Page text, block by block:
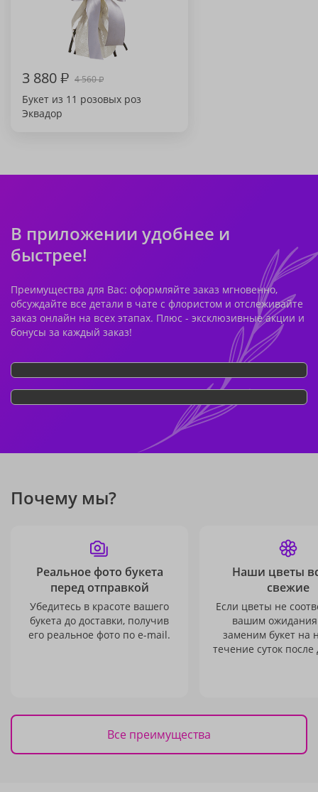
3 880₽ 4 560₽
Букет из 11 розовых роз
Эквадор
В приложении удобнее и
быстрее!
Преимущества для Вас: оформляйте заказ мгновенно,
обсуждайте все детали в чате с флористом и отслеживайте
заказ онлайн на всех этапах. Плюс - эксклюзивные акции и
бонусы за каждый заказ!
Почему мы?
Реальное фото букета
перед отправкой
Убедитесь в красоте вашего
букета до доставки, получив
его реальное фото по e-mail.
Наши цветы
свежие
Если цветы не
вашим
заменим букет на
течение суток после
Все преимущества